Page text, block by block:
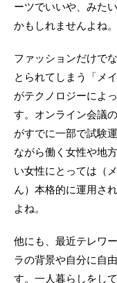
ーツでいいや、みた
かもしれませんよね。
ファッションだけで
とられてしまう「メ
がテクノロジーによ
す。オンライン会議
がすでに一部で試験
ながら働く女性や地
い女性にとっては（
ん）本格的に運用さ
よね。
他にも、最近テレワ
ラの背景や自分に自
す。一人暮らしをし